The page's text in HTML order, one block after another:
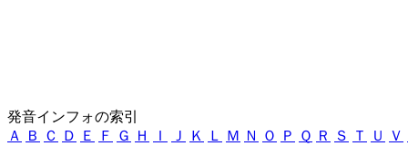
発音インフォの索引
Ａ
Ｂ Ｃ Ｄ Ｅ Ｆ Ｇ Ｈ Ｉ Ｊ Ｋ Ｌ Ｍ Ｎ Ｏ Ｐ Ｑ Ｒ Ｓ Ｔ Ｕ Ｖ